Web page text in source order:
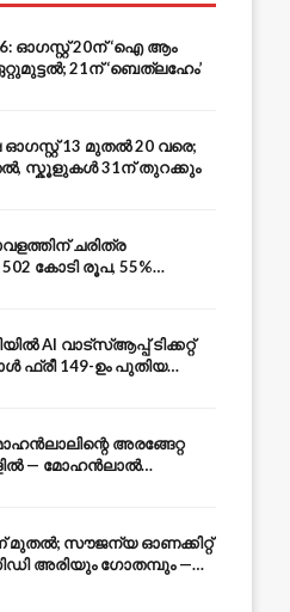
ഓഗസ്റ്റ് 20ന് ‘ഐ ആം
21ന് ‘ബെത്‌ലഹേം’
13 മുതൽ 20 വരെ;
സ്കൂളുകൾ 31ന് തുറക്കും
ചരിത്ര
കോടി രൂപ, 55%
AI വാട്സ്ആപ്പ് ടിക്കറ്റ്
ഫ്രീ 149-ഉം പുതിയ
അരങ്ങേറ്റ
— മോഹൻലാൽ
മുതൽ; സൗജന്യ ഓണക്കിറ്റ്
അരിയും ഗോതമ്പും —